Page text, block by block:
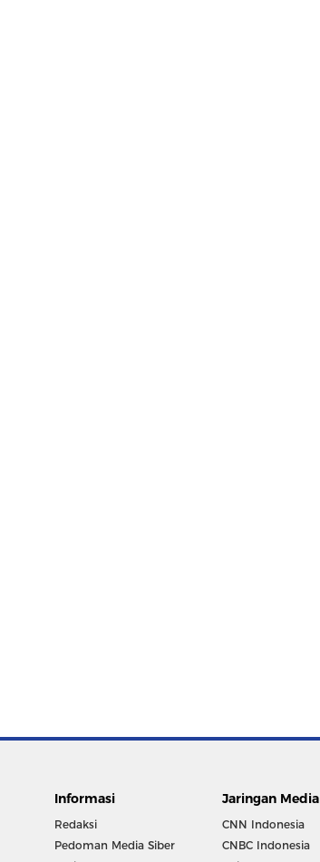
Informasi
Redaksi
Pedoman Media Siber
Jaringan Media
CNN Indonesia
CNBC Indonesia